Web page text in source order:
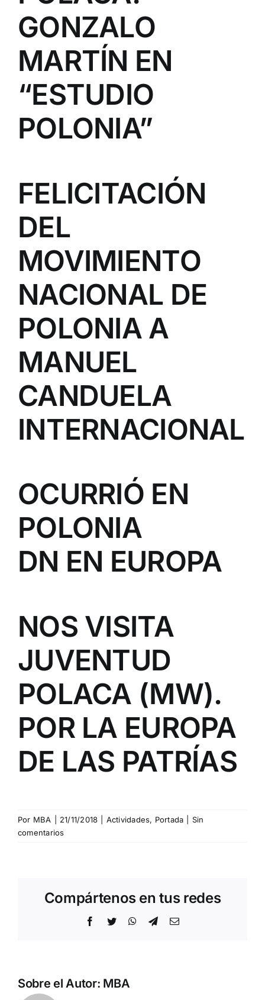
GONZALO
MARTÍN EN
“ESTUDIO
POLONIA”
FELICITACIÓN
DEL
MOVIMIENTO
NACIONAL DE
POLONIA A
MANUEL
CANDUELA
INTERNACIONAL
OCURRIÓ EN
POLONIA
DN EN EUROPA
NOS VISITA
JUVENTUD
POLACA (MW).
POR LA EUROPA
DE LAS PATRÍAS
Por MBA 21/11/2018 Actividades, Portada
Sin
comentarios
Compártenos en tus redes
Facebook
Twitter WhatsApp
TelegramCorreo
Sobre el Autor: MBA